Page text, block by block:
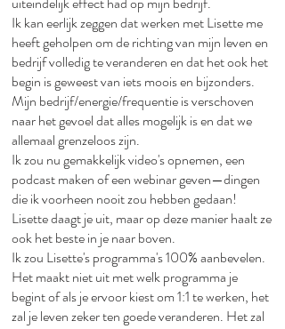
Ik kan eerlijk zeggen dat werken met Lisette me
heeft geholpen om de richting van mijn leven en
bedrijf volledig te veranderen en dat het ook het
begin is geweest van iets moois en bijzonders.​
Mijn bedrijf/energie/frequentie is verschoven
naar het gevoel dat alles mogelijk is en dat we
allemaal grenzeloos zijn.​
Ik zou nu gemakkelijk video's opnemen, een
podcast maken of een webinar geven—dingen
die ik voorheen nooit zou hebben gedaan!
Lisette daagt je uit, maar op deze manier haalt ze
ook het beste in je naar boven.​
Ik zou Lisette's programma's 100% aanbevelen.
Het maakt niet uit met welk programma je
begint of als je ervoor kiest om 1:1 te werken, het
zal je leven zeker ten goede veranderen. Het zal